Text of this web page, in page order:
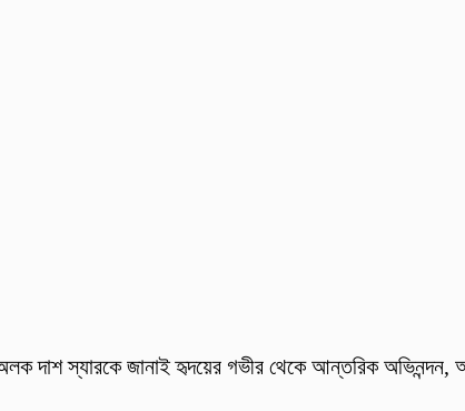
অলক দাশ স্যারকে জানাই হৃদয়ের গভীর থেকে আন্তরিক